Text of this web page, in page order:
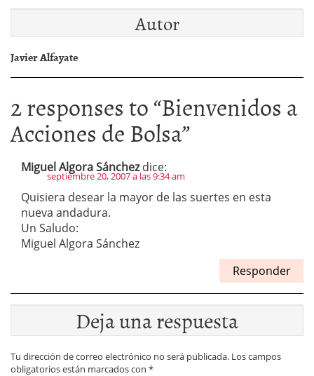
Autor
Javier Alfayate
2 responses to “Bienvenidos a
Acciones de Bolsa”
Miguel Algora Sánchez dice:
septiembre 20, 2007 a las 9:34 am
Quisiera desear la mayor de las suertes en esta
nueva andadura.
Un Saludo:
Miguel Algora Sánchez
Responder
Deja una respuesta
Tu dirección de correo electrónico no será publicada. Los campos
obligatorios están marcados con *